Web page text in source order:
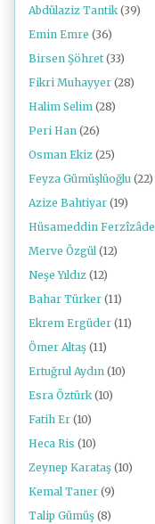
Abdülaziz Tantik (39)
Emin Emre (36)
Birsen Şöhret (33)
Fikri Muhayyer (28)
Halim Selim (28)
Peri Han (26)
Osman Ekiz (25)
Feyza Gümüşlüoğlu (22)
Azize Bahtiyar (19)
Hüsameddin Ferzîzâde
Merve Özgül (12)
Neşe Yıldız (12)
Bahar Türker (11)
Ekrem Ergüder (11)
Ömer Altaş (11)
Ertuğrul Aydın (10)
Esra Öztürk (10)
Fatih Er (10)
Heca Ris (10)
Zeynep Karataş (10)
Kemal Taner (9)
Talip Gümüş (8)